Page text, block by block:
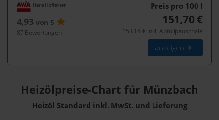
4,93 von 5
87 Bewertungen
Preis pro 100 l
151,70 €
153,14 € inkl. Abfüllpauschale
anzeigen
Heizölpreise-Chart für Münzbach
Heizöl Standard inkl. MwSt. und Lieferung